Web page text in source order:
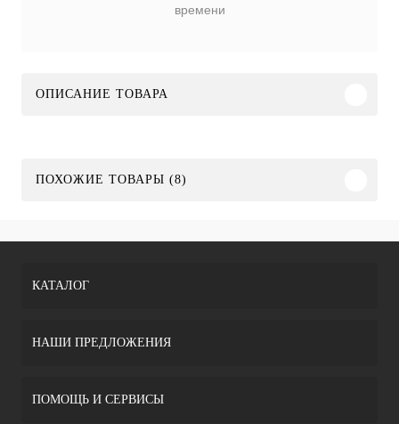
времени
ОПИСАНИЕ ТОВАРА
ПОХОЖИЕ ТОВАРЫ (8)
КАТАЛОГ
НАШИ ПРЕДЛОЖЕНИЯ
ПОМОЩЬ И СЕРВИСЫ